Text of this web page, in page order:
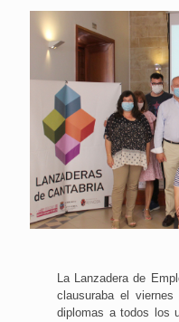
La Lanzadera de
clausuraba el
diplomas a todos los